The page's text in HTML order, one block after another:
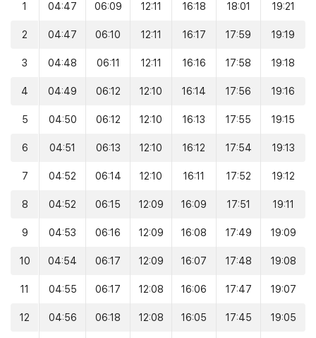
1 04:47 06:09 12:11 16:18 18:01 19:21
2 04:47 06:10 12:11 16:17 17:59 19:19
3 04:48 06:11 12:11 16:16 17:58 19:18
4 04:49 06:12 12:10 16:14 17:56 19:16
5 04:50 06:12 12:10 16:13 17:55 19:15
6 04:51 06:13 12:10 16:12 17:54 19:13
7 04:52 06:14 12:10 16:11 17:52 19:12
8 04:52 06:15 12:09 16:09 17:51 19:11
9 04:53 06:16 12:09 16:08 17:49 19:09
10 04:54 06:17 12:09 16:07 17:48 19:08
11 04:55 06:17 12:08 16:06 17:47 19:07
12 04:56 06:18 12:08 16:05 17:45 19:05